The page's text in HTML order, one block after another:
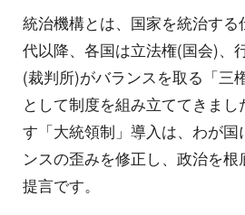
統治機構とは、国家を統治す
代以降、各国は立法権(国会)、
(裁判所)がバランスを取る「三
として制度を組み立ててきま
す「大統領制」導入は、わが国
ンスの歪みを修正し、政治を
提言です。